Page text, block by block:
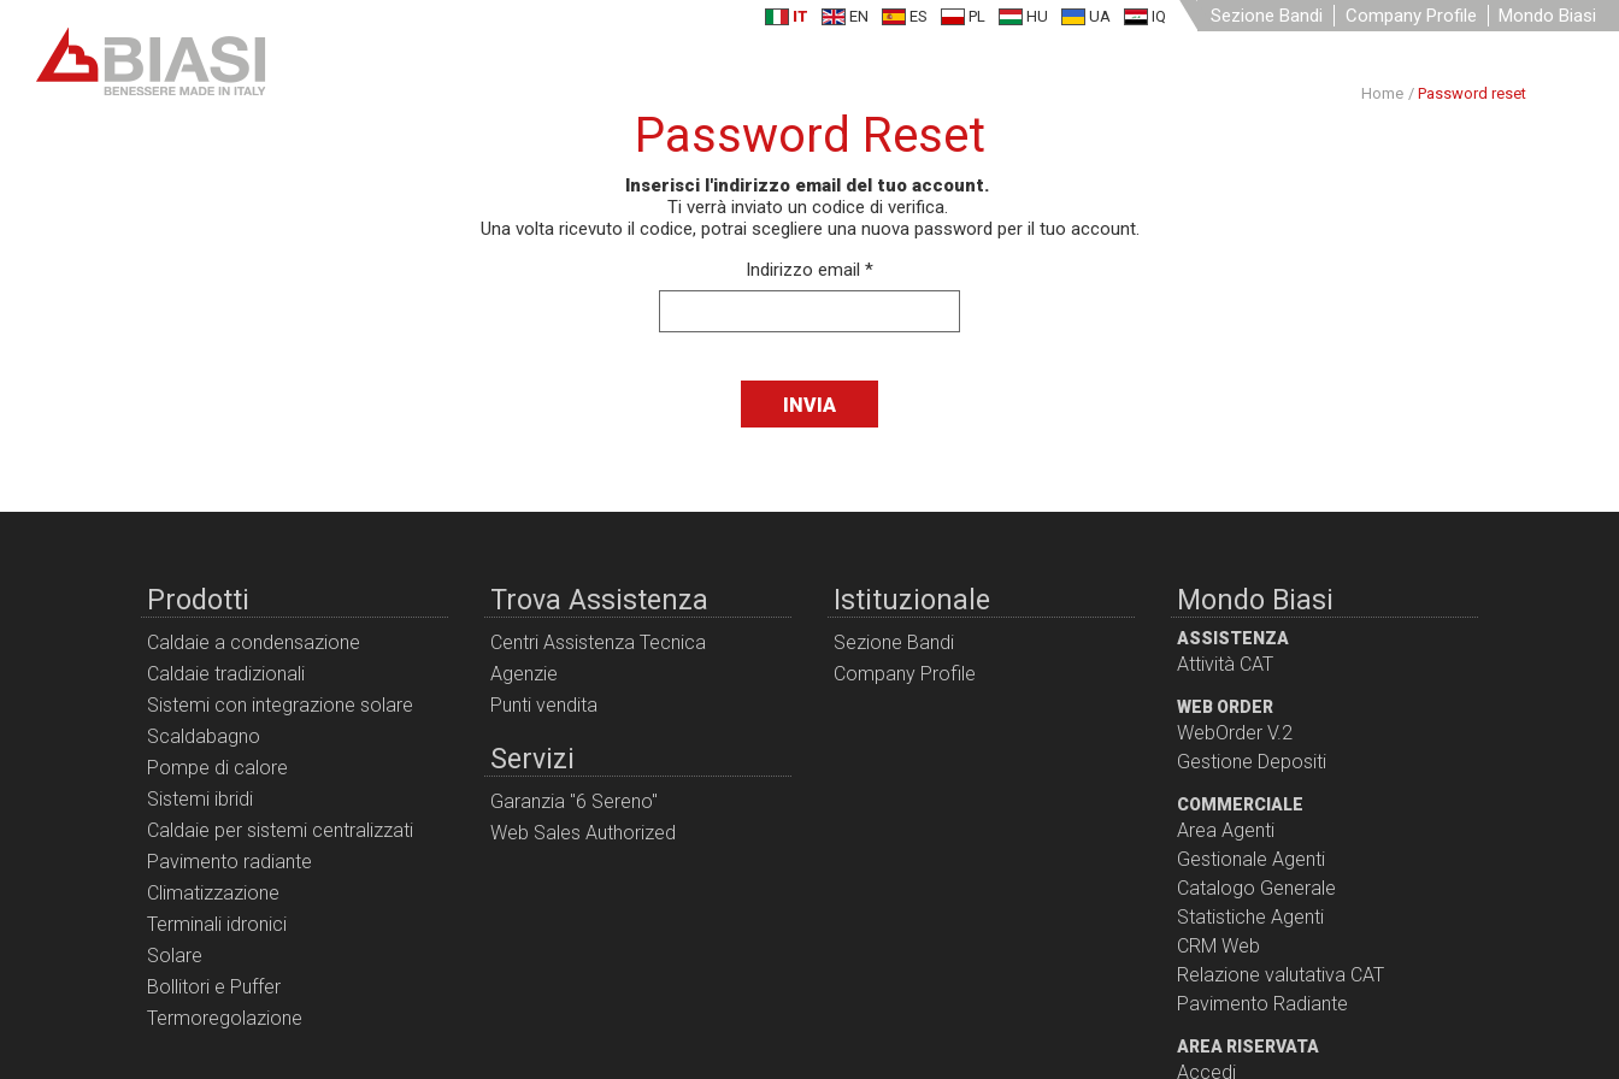
IT EN ES PL HU UA IQ Sezione Bandi Company Profile Mondo Biasi
Home / Password reset
Password Reset
Inserisci l'indirizzo email del tuo account.
Ti verrà inviato un codice di verifica.
Una volta ricevuto il codice, potrai scegliere una nuova password per il tuo account.
Indirizzo email *
INVIA
Prodotti
Caldaie a condensazione
Caldaie tradizionali
Sistemi con integrazione solare
Scaldabagno
Pompe di calore
Sistemi ibridi
Caldaie per sistemi centralizzati
Pavimento radiante
Climatizzazione
Terminali idronici
Solare
Bollitori e Puffer
Termoregolazione
Trova Assistenza
Centri Assistenza Tecnica
Agenzie
Punti vendita
Servizi
Garanzia "6 Sereno"
Web Sales Authorized
Istituzionale
Sezione Bandi
Company Profile
Mondo Biasi
ASSISTENZA
Attività CAT
WEB ORDER
WebOrder V.2
Gestione Depositi
COMMERCIALE
Area Agenti
Gestionale Agenti
Catalogo Generale
Statistiche Agenti
CRM Web
Relazione valutativa CAT
Pavimento Radiante
AREA RISERVATA
Accedi